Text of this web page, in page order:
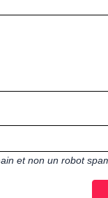
et non un robot